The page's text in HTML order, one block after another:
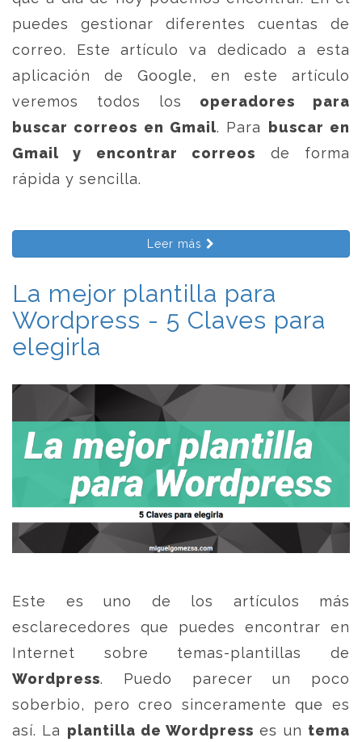
puedes gestionar diferentes cuentas de
correo. Este artículo va dedicado a esta
aplicación de Google, en este artículo
veremos todos los operadores para
buscar correos en Gmail. Para buscar en
Gmail y encontrar correos de forma
rápida y sencilla.
Leer más
La mejor plantilla para
Wordpress - 5 Claves para
elegirla
Este es uno de los artículos más
esclarecedores que puedes encontrar en
Internet sobre temas-plantillas de
Wordpress. Puedo parecer un poco
soberbio, pero creo sinceramente que es
así. La plantilla de Wordpress es un tema